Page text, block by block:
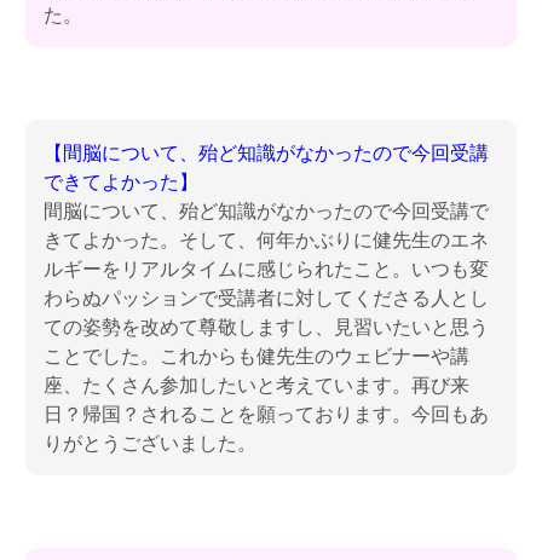
た。
【間脳について、殆ど知識がなかったので今回受講
できてよかった】
間脳について、殆ど知識がなかったので今回受講で
きてよかった。そして、何年かぶりに健先生のエネ
ルギーをリアルタイムに感じられたこと。いつも変
わらぬパッションで受講者に対してくださる人とし
ての姿勢を改めて尊敬しますし、見習いたいと思う
ことでした。これからも健先生のウェビナーや講
座、たくさん参加したいと考えています。再び来
日？帰国？されることを願っております。今回もあ
りがとうございました。